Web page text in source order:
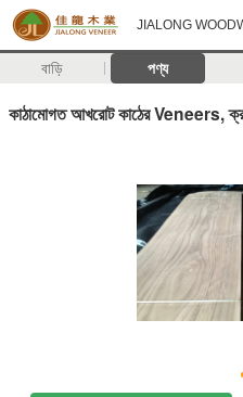
JIALONG
বাড়ি পণ্য
কাঠামোগত আখরোট কাঠের Veneers,